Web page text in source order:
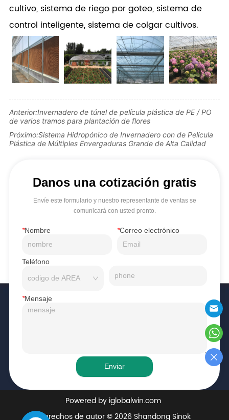
cultivo, sistema de riego por goteo, sistema de
control inteligente, sistema de colgar cultivos.
Anterior:Invernadero de túnel de película plástica de PE / PO
de varios tramos para plantación de flores
Próximo:Sistema Hidropónico de Invernadero con de Película
Plástica de Múltiples Envergaduras Grande de Alta Calidad
Danos una cotización gratis
Envíe este formulario y nuestro representante de ventas se
comunicará con usted pronto.
*Nombre *Correo electrónico
Teléfono
*Mensaje
Enviar
Powered by iglobalwin.com
Derechos de autor © 2026 Shandong Sinok